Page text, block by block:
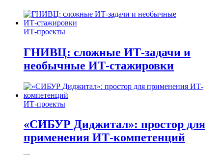
ИТ-проекты
ГНИВЦ: сложные ИТ‑задачи и
необычные ИТ‑стажировки
ИТ-проекты
«СИБУР Диджитал»: простор для
применения ИТ-компетенций